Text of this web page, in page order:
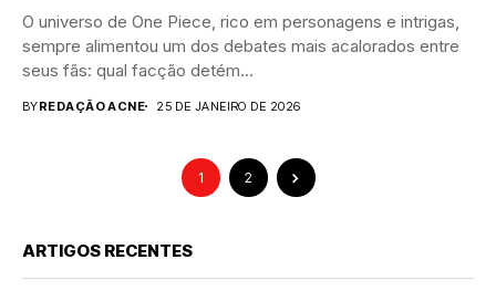
O universo de One Piece, rico em personagens e intrigas,
sempre alimentou um dos debates mais acalorados entre
seus fãs: qual facção detém...
BYREDAÇÃO ACNE 25 DE JANEIRO DE 2026
1 2
ARTIGOS RECENTES